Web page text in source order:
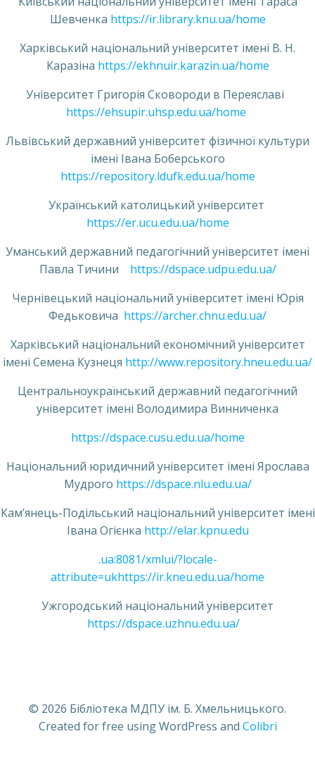
Шевченка https://ir.library.knu.ua/home
Харківський національний університет імені В. Н.
Каразіна https://ekhnuir.karazin.ua/home
Університет Григорія Сковороди в Переяславі
https://ehsupir.uhsp.edu.ua/home
Львівський державний університет фізичної культури
імені Івана Боберського
https://repository.ldufk.edu.ua/home
Український католицький університет
https://er.ucu.edu.ua/home
Уманський державний педагогічний університет імені
Павла Тичини https://dspace.udpu.edu.ua/
Чернівецький національний університет імені Юрія
Федьковича https://archer.chnu.edu.ua/
Харківський національний економічний університет
імені Семена Кузнеця http://www.repository.hneu.edu.ua/
Центральноукраїнський державний педагогічний
університет імені Володимира Винниченка
https://dspace.cusu.edu.ua/home
Національний юридичний університет імені Ярослава
Мудрого https://dspace.nlu.edu.ua/
Кам’янець-Подільський національний університет імені
Івана Огієнка http://elar.kpnu.edu
.ua:8081/xmlui/?locale-
attribute=ukhttps://ir.kneu.edu.ua/home
Ужгородський національний університет
https://dspace.uzhnu.edu.ua/
© 2026 Бібліотека МДПУ ім. Б. Хмельницького.
Created for free using WordPress and Colibri